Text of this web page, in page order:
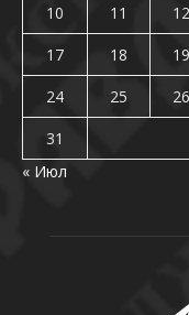
10
11 12
17
18 19
24
25 26
31
« Июл